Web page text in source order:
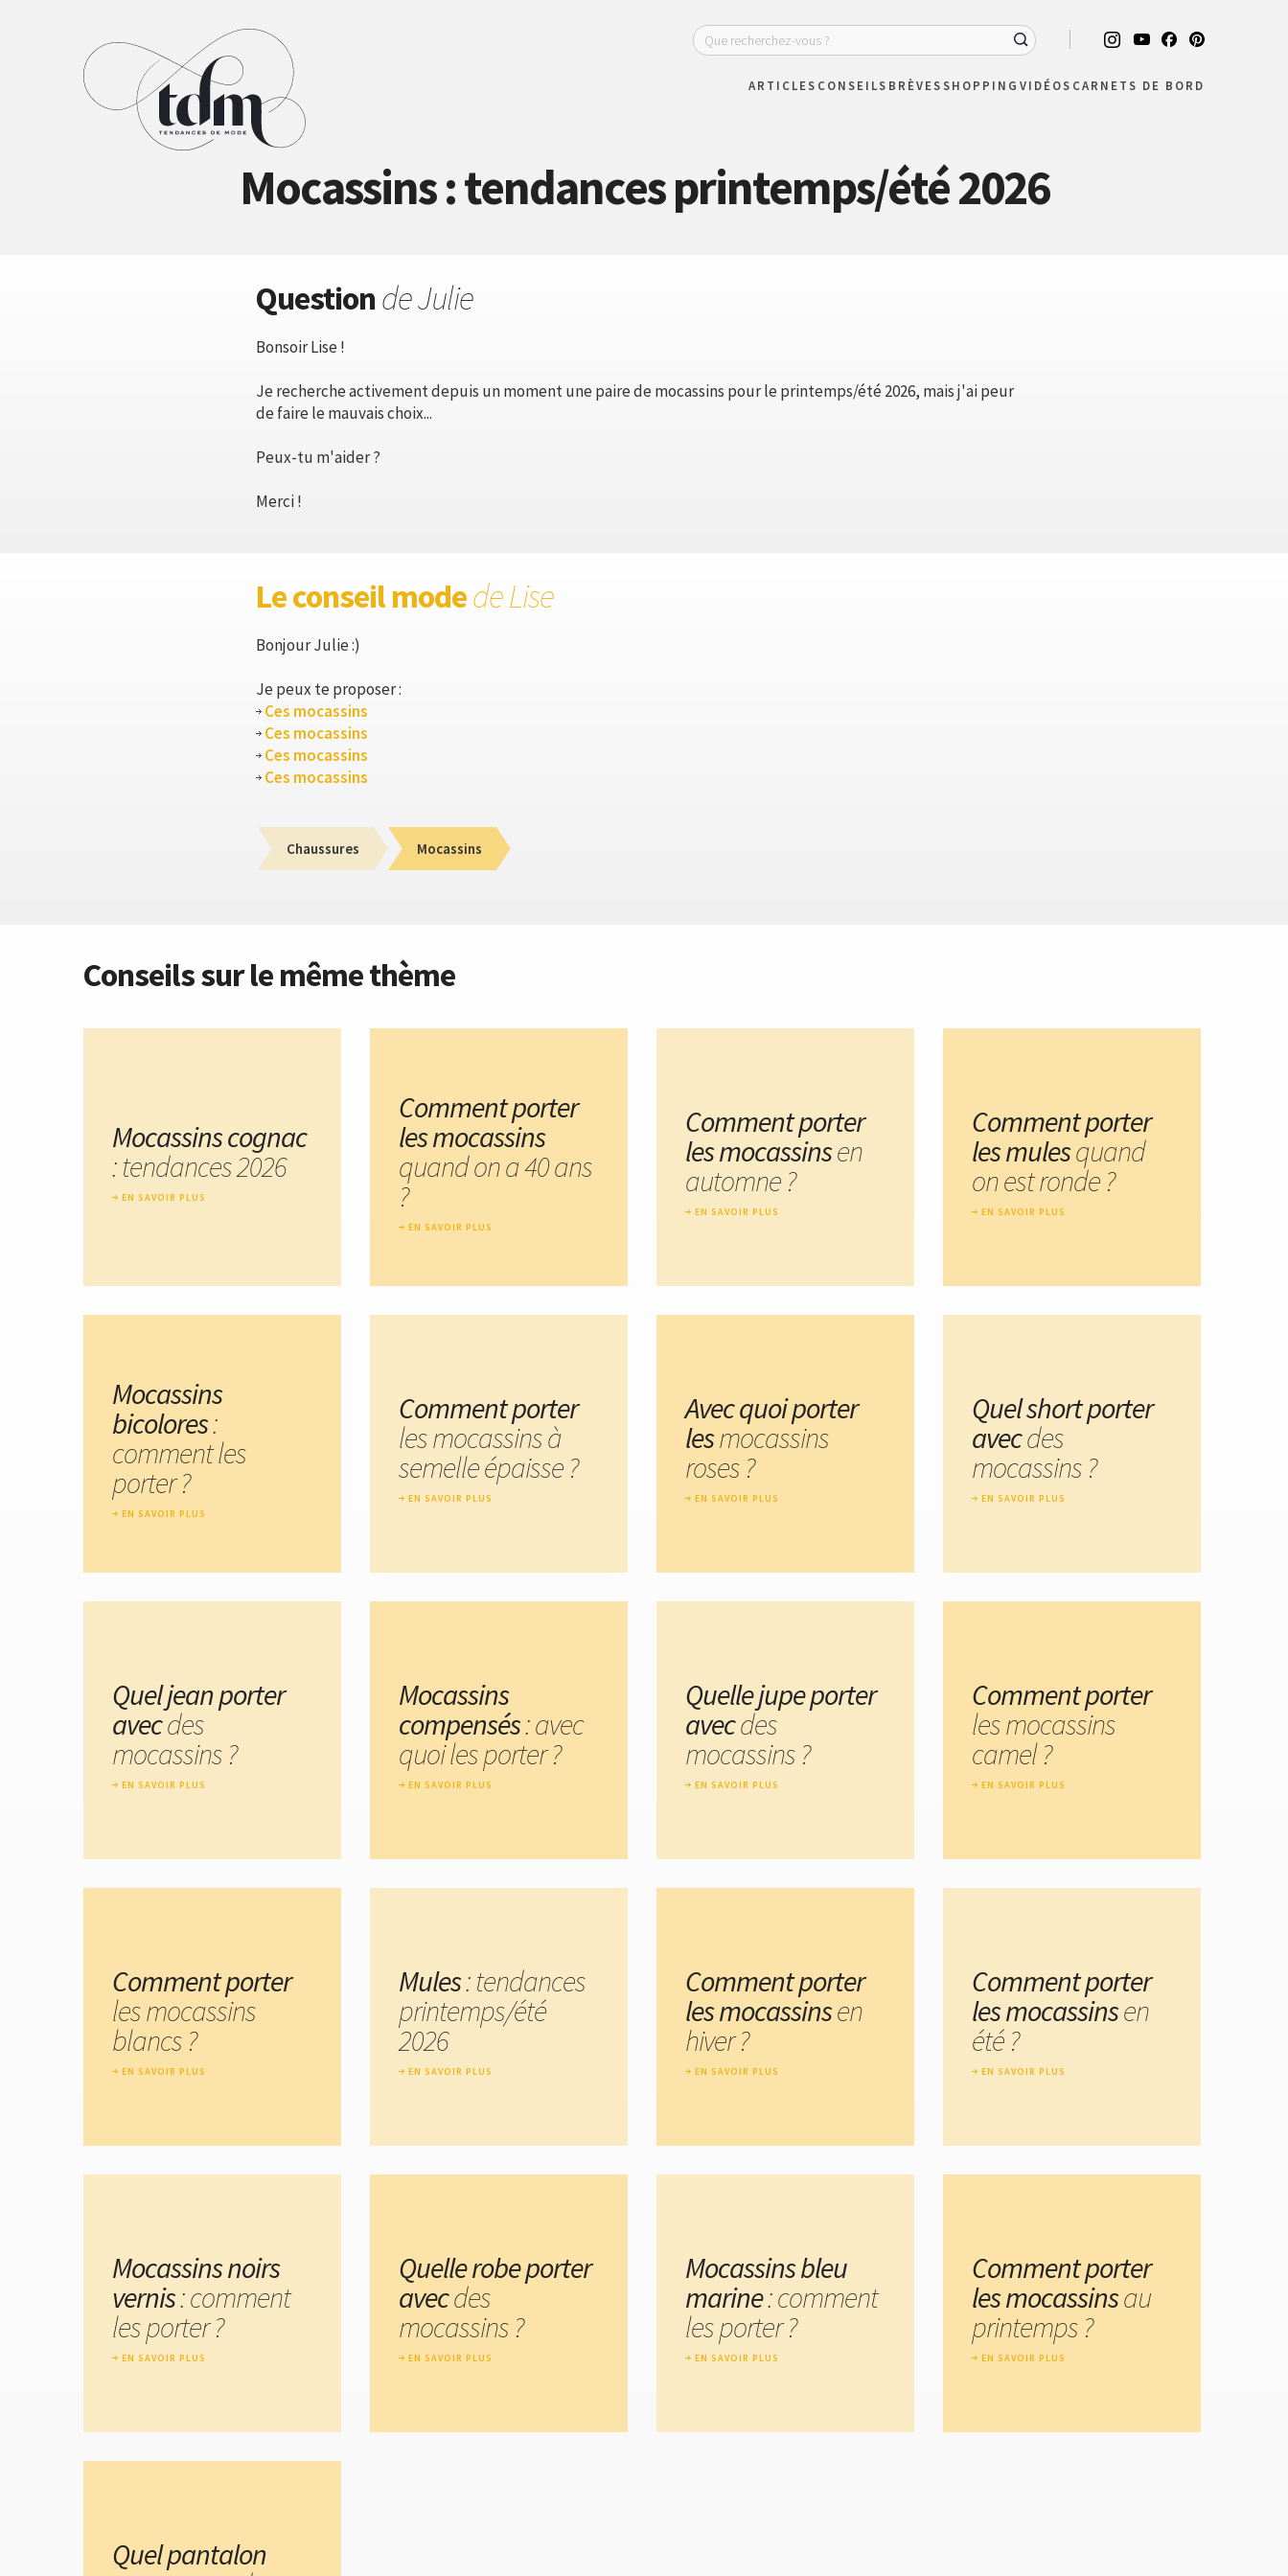
ARTICLES CONSEILS BRÈVESSHOPPING VIDÉOS CARNETS DE BORD
Mocassins : tendances printemps/été 2026
Questionde Julie
Bonsoir Lise !
Je recherche activement depuis un moment une paire de mocassins pour le printemps/été 2026, mais j'ai peur
de faire le mauvais choix...
Peux-tu m'aider ?
Merci !
Le conseil modede Lise
Bonjour Julie :)
Je peux te proposer :
Ces mocassins
Ces mocassins
Ces mocassins
Ces mocassins
Chaussures Mocassins
Conseils sur le même thème
Mocassins cognac
: tendances 2026
EN SAVOIR PLUS
Comment porter
les mocassins
quand on a 40 ans
?
EN SAVOIR PLUS
Comment porter
les mocassinsen
automne ?
EN SAVOIR PLUS
Comment porter
les mulesquand
on est ronde ?
EN SAVOIR PLUS
Mocassins
bicolores:
comment les
porter ?
EN SAVOIR PLUS
Comment porter
les mocassins à
semelle épaisse ?
EN SAVOIR PLUS
Avec quoi porter
lesmocassins
roses ?
EN SAVOIR PLUS
Quel short porter
avecdes
mocassins ?
EN SAVOIR PLUS
Quel jean porter
avecdes
mocassins ?
EN SAVOIR PLUS
Mocassins
compensés: avec
quoi les porter ?
EN SAVOIR PLUS
Quelle jupe porter
avecdes
mocassins ?
EN SAVOIR PLUS
Comment porter
les mocassins
camel ?
EN SAVOIR PLUS
Comment porter
les mocassins
blancs ?
EN SAVOIR PLUS
Mules: tendances
printemps/été
2026
EN SAVOIR PLUS
Comment porter
les mocassinsen
hiver ?
EN SAVOIR PLUS
Comment porter
les mocassinsen
été ?
EN SAVOIR PLUS
Mocassins noirs
vernis: comment
les porter ?
EN SAVOIR PLUS
Quelle robe porter
avecdes
mocassins ?
EN SAVOIR PLUS
Mocassins bleu
marine: comment
les porter ?
EN SAVOIR PLUS
Comment porter
les mocassinsau
printemps ?
EN SAVOIR PLUS
Quel pantalon